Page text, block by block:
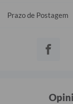
Prazo de Postagem